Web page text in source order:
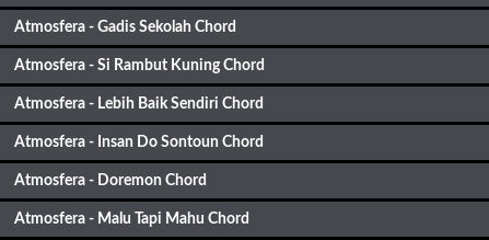
Atmosfera - Gadis Sekolah Chord
Atmosfera - Si Rambut Kuning Chord
Atmosfera - Lebih Baik Sendiri Chord
Atmosfera - Insan Do Sontoun Chord
Atmosfera - Doremon Chord
Atmosfera - Malu Tapi Mahu Chord